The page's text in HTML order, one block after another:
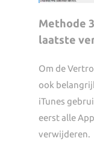
Methode
laatste
Om de
ook
iTunes
eerst alle
verwijderen.